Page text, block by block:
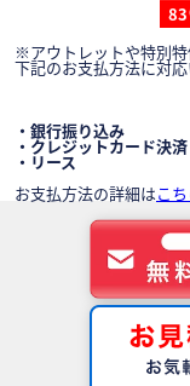
※アウトレットや特別
下記のお支払方法に対
・銀行振り込み
・クレジットカード決済
・リース
お支払方法の詳細はこ